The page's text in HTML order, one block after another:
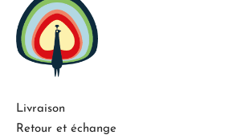
Livraison
Retour et échange